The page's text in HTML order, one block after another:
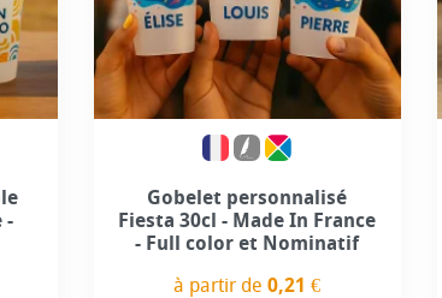
-
Gobelet personnalisé
Fiesta 30cl - Made In France
- Full color et Nominatif
à partir de0,21 €